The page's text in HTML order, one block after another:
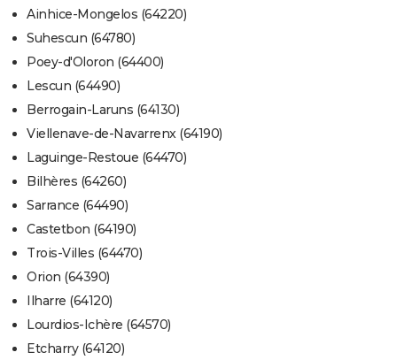
Ainhice-Mongelos (64220)
Suhescun (64780)
Poey-d'Oloron (64400)
Lescun (64490)
Berrogain-Laruns (64130)
Viellenave-de-Navarrenx (64190)
Laguinge-Restoue (64470)
Bilhères (64260)
Sarrance (64490)
Castetbon (64190)
Trois-Villes (64470)
Orion (64390)
Ilharre (64120)
Lourdios-Ichère (64570)
Etcharry (64120)